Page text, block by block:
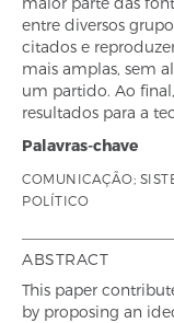
entre diversos
citados e
mais amplas, sem
um partido. Ao
resultados para a
Palavras-chave
COMUNICAÇÃO;
POLÍTICO
ABSTRACT
This paper
by proposing an